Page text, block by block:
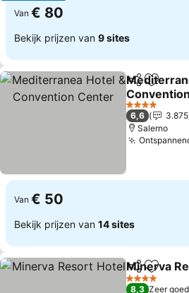
Van € 80
Bekijk prijzen van 9 sites
Delen
Prijzen
4 Sterren
6,6
3.875
Salerno
Van € 50
Bekijk prijzen van 14 sites
Delen
Minerva
4 Sterren
8,3 Zeer goed